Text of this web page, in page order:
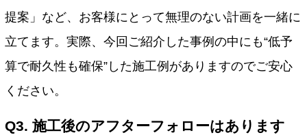
提案」など、お客様にとって無理のない計画を一緒に
立てます。 実際、今回ご紹介した事例の中にも“低予
算で耐久性も確保”した施工例がありますのでご安心
ください。
Q3. 施工後のアフターフォローはあります